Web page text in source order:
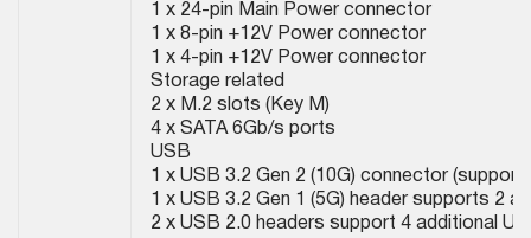
1 x 24-pin Main Power connector
1 x 8-pin +12V Power connector
1 x 4-pin +12V Power connector
Storage related
2 x M.2 slots (Key M)
4 x SATA 6Gb/s ports
USB
1 x USB 3.2 Gen 2 (10G) connector
1 x USB 3.2 Gen 1 (5G) header supports 2
2 x USB 2.0 headers support 4 additional